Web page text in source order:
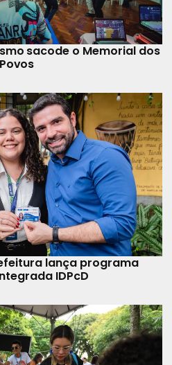
sacode o Memorial dos
Povos
lança programa
IDPcD